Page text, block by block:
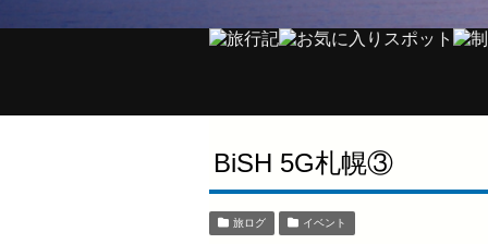
BiSH 5G札幌③
旅ログ イベント